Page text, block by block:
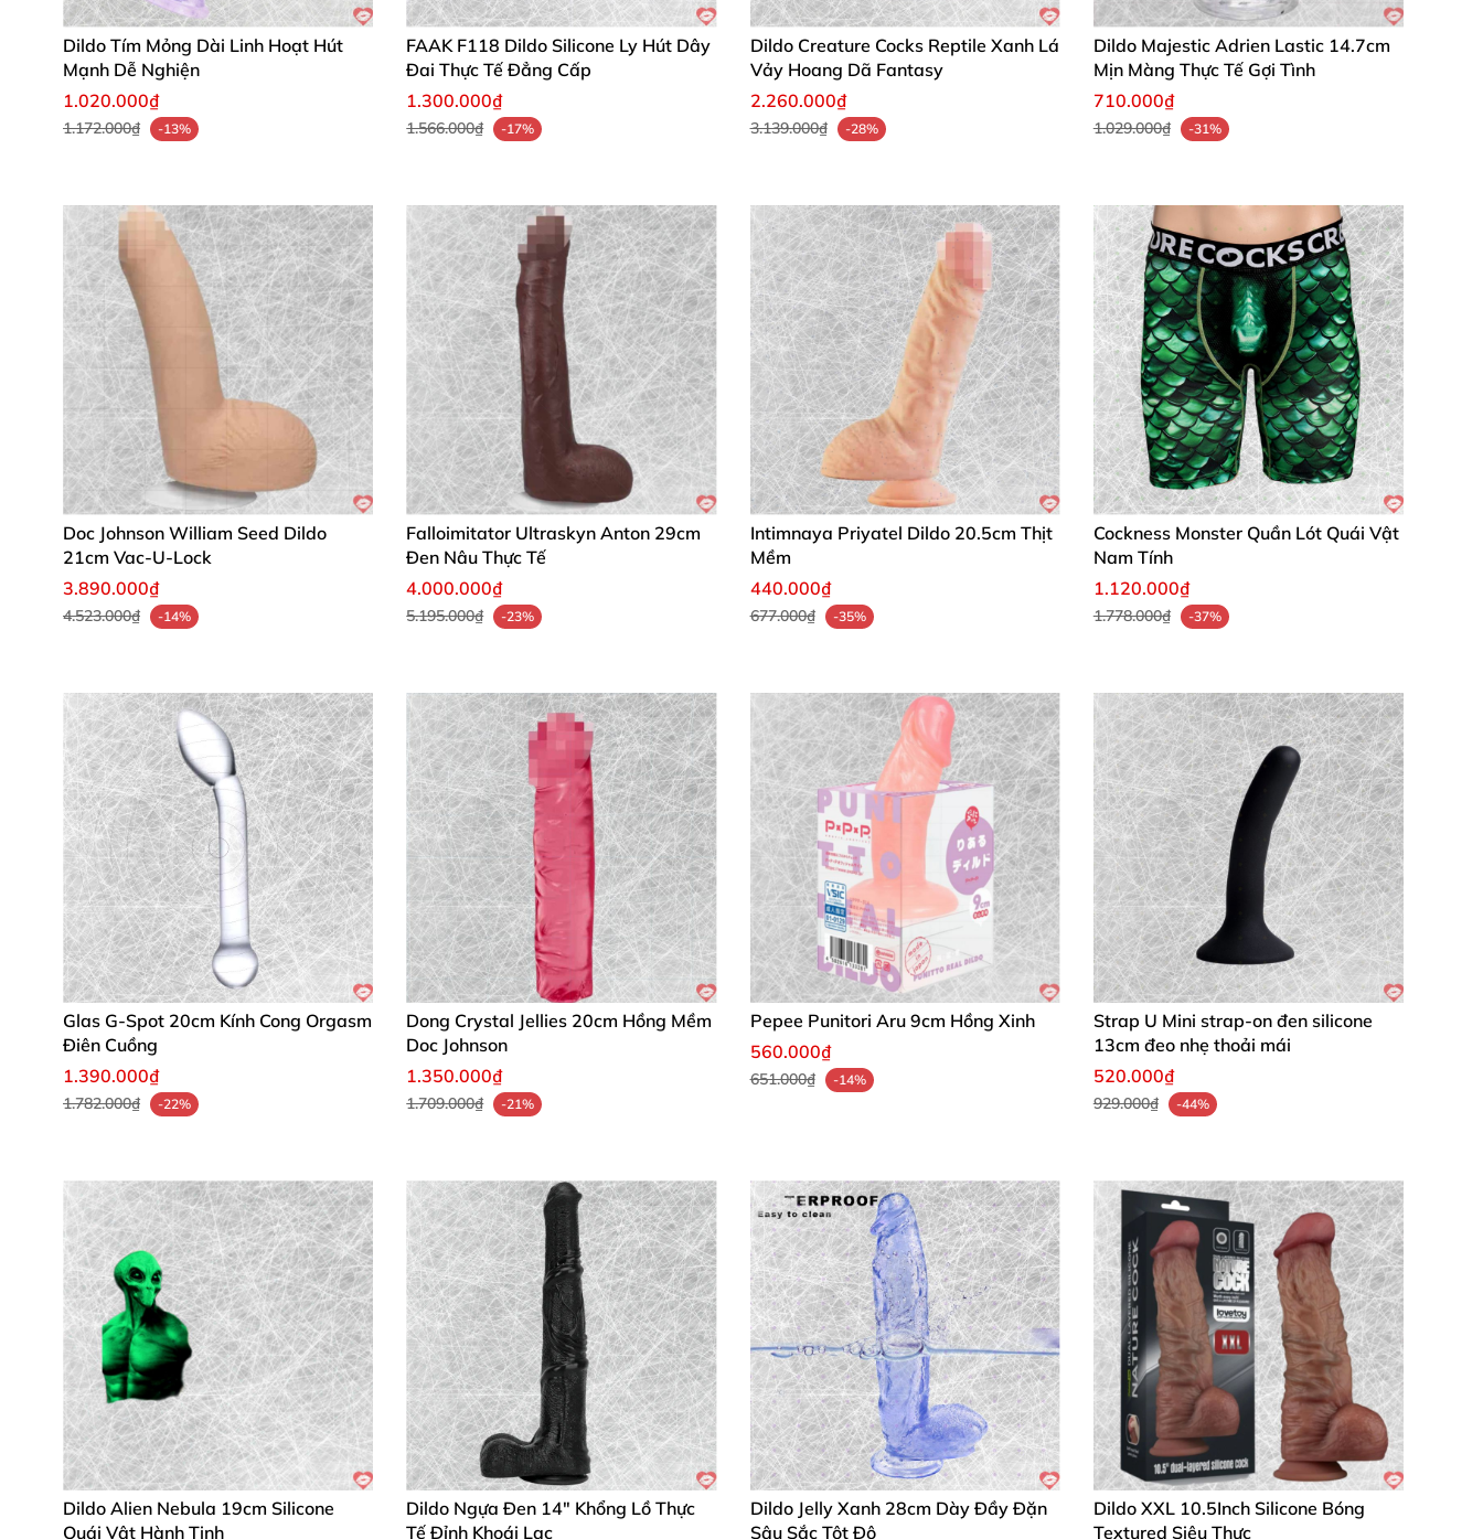
🛒 Mua Ngay Hôm Nay Để Nâng Tầm Khoái Cảm!
Đừng bỏ lỡStrap-on-me Dual Density M tím 18cm– sản phẩm hoàn hảo biến mọi khoảnh khắc thành đỉnh cao đam mê. Chúng tôi cam kết chất
lượng vượt trội, click mua hàng ngay để sở hữu và tận hưởng! 🔥
Dildo Tím Mỏng Dài Linh Hoạt Hút
Mạnh Dễ Nghiện
1.020.000₫
1.172.000₫ -13%
FAAK F118 Dildo Silicone Ly Hút Dây
Đai Thực Tế Đẳng Cấp
1.300.000₫
1.566.000₫ -17%
Dildo Creature Cocks Reptile Xanh Lá
Vảy Hoang Dã Fantasy
2.260.000₫
3.139.000₫ -28%
Dildo Majestic Adrien Lastic 14.7cm
Mịn Màng Thực Tế Gợi Tình
710.000₫
1.029.000₫ -31%
Doc Johnson William Seed Dildo
21cm Vac-U-Lock
3.890.000₫
4.523.000₫ -14%
Falloimitator Ultraskyn Anton 29cm
Đen Nâu Thực Tế
4.000.000₫
5.195.000₫ -23%
Intimnaya Priyatel Dildo 20.5cm Thịt
Mềm
440.000₫
677.000₫ -35%
Cockness Monster Quần Lót Quái Vật
Nam Tính
1.120.000₫
1.778.000₫ -37%
Glas G-Spot 20cm Kính Cong Orgasm
Điên Cuồng
1.390.000₫
1.782.000₫ -22%
Dong Crystal Jellies 20cm Hồng Mềm
Doc Johnson
1.350.000₫
1.709.000₫ -21%
Pepee Punitori Aru 9cm Hồng Xinh
560.000₫
651.000₫ -14%
Strap U Mini strap-on đen silicone
13cm đeo nhẹ thoải mái
520.000₫
929.000₫ -44%
Dildo Alien Nebula 19cm Silicone
Quái Vật Hành Tinh
Dildo Ngựa Đen 14" Khổng Lồ Thực
Tế Đỉnh Khoái Lạc
Dildo Jelly Xanh 28cm Dày Đầy Đặn
Sâu Sắc Tột Độ
Dildo XXL 10.5Inch Silicone Bóng
Textured Siêu Thực